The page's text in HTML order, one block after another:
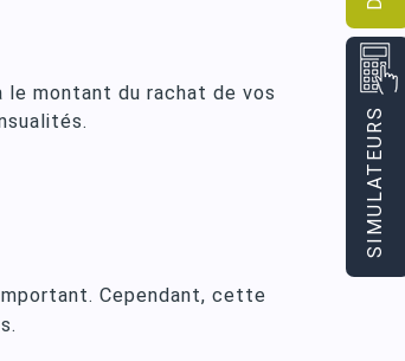
SIMULATEURS
montant du rachat de vos
Cependant, cette